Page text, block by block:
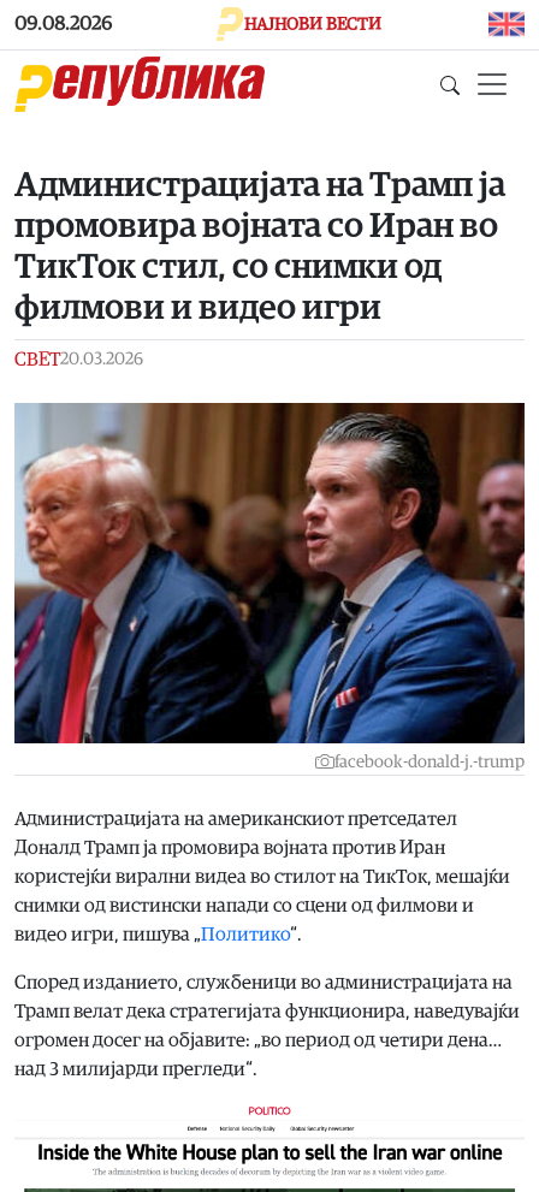
Skip to main content
09.08.2026 НАЈНОВИ ВЕСТИ
Администрацијата на Трамп ја
промовира војната со Иран во
ТикТок стил, со снимки од
филмови и видео игри
СВЕТ20.03.2026
facebook-donald-j.-trump
Администрацијата на американскиот претседател
Доналд Трамп ја промовира војната против Иран
користејќи вирални видеа во стилот на ТикТок, мешајќи
снимки од вистински напади со сцени од филмови и
видео игри, пишува „Политико“.
Според изданието, службеници во администрацијата на
Трамп велат дека стратегијата функционира, наведувајќи
огромен досег на објавите: „во период од четири дена…
над 3 милијарди прегледи“.